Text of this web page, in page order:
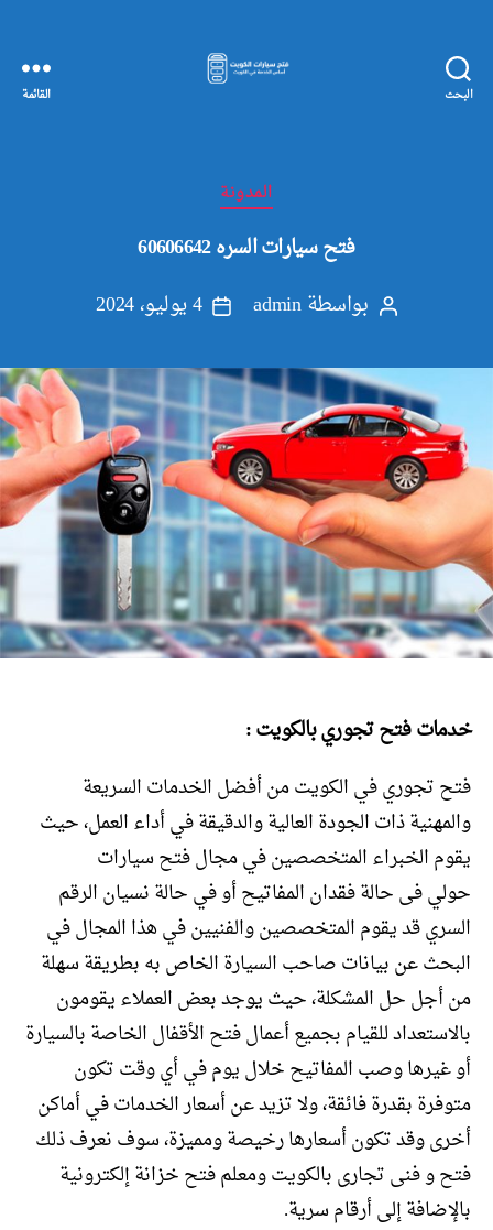
البحث
الكويت
القائمة
التصنيفاتالمدونة
فتح سيارات السره 60606642
كاتببواسطةadmin
تاريخ
4 يوليو، 2024
خدمات فتح تجوري بالكويت :
فتح تجوري في الكويت من أفضل الخدمات السريعة
والمهنية ذات الجودة العالية والدقيقة في أداء العمل، حيث
يقوم الخبراء المتخصصين في مجال فتح سيارات
حولي فى حالة فقدان المفاتيح أو في حالة نسيان الرقم
السري قد يقوم المتخصصين والفنيين في هذا المجال في
البحث عن بيانات صاحب السيارة الخاص به بطريقة سهلة
من أجل حل المشكلة، حيث يوجد بعض العملاء يقومون
بالاستعداد للقيام بجميع أعمال فتح الأقفال الخاصة بالسيارة
أو غيرها وصب المفاتيح خلال يوم في أي وقت تكون
متوفرة بقدرة فائقة، ولا تزيد عن أسعار الخدمات في أماكن
أخرى وقد تكون أسعارها رخيصة ومميزة، سوف نعرف ذلك
فتح و فنى تجارى بالكويت ومعلم فتح خزانة إلكترونية
بالإضافة إلى أرقام سرية.